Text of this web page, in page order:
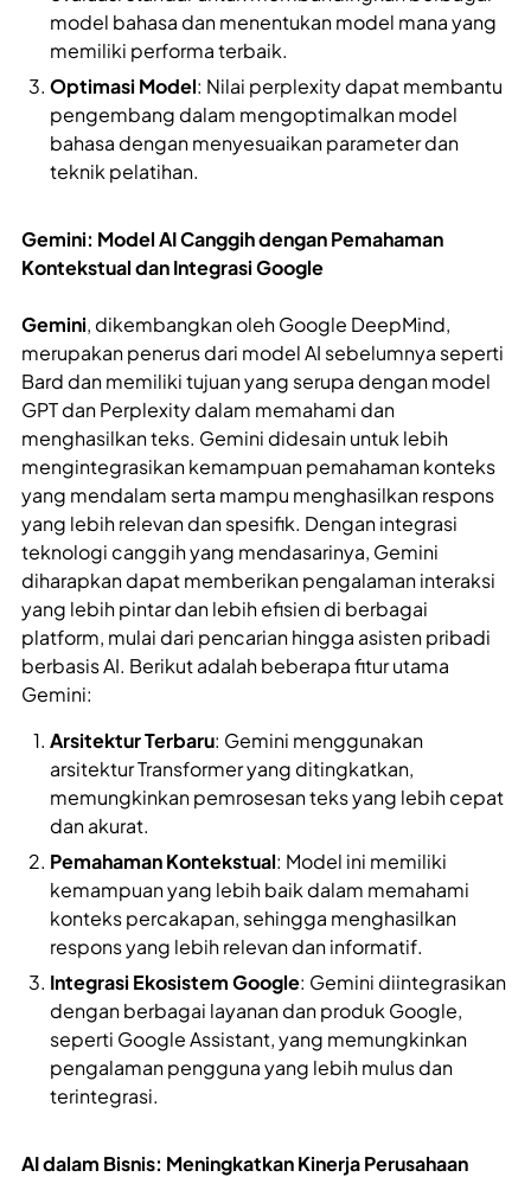
model bahasa dan menentukan model mana yang
memiliki performa terbaik.
Optimasi Model: Nilai perplexity dapat membantu
pengembang dalam mengoptimalkan model
bahasa dengan menyesuaikan parameter dan
teknik pelatihan.
Gemini: Model AI Canggih dengan Pemahaman
Kontekstual dan Integrasi Google
Gemini, dikembangkan oleh Google DeepMind,
merupakan penerus dari model AI sebelumnya seperti
Bard dan memiliki tujuan yang serupa dengan model
GPT dan Perplexity dalam memahami dan
menghasilkan teks. Gemini didesain untuk lebih
mengintegrasikan kemampuan pemahaman konteks
yang mendalam serta mampu menghasilkan respons
yang lebih relevan dan spesifik. Dengan integrasi
teknologi canggih yang mendasarinya, Gemini
diharapkan dapat memberikan pengalaman interaksi
yang lebih pintar dan lebih efisien di berbagai
platform, mulai dari pencarian hingga asisten pribadi
berbasis AI. Berikut adalah beberapa fitur utama
Gemini:
Arsitektur Terbaru: Gemini menggunakan
arsitektur Transformer yang ditingkatkan,
memungkinkan pemrosesan teks yang lebih cepat
dan akurat.
Pemahaman Kontekstual: Model ini memiliki
kemampuan yang lebih baik dalam memahami
konteks percakapan, sehingga menghasilkan
respons yang lebih relevan dan informatif.
Integrasi Ekosistem Google: Gemini diintegrasikan
dengan berbagai layanan dan produk Google,
seperti Google Assistant, yang memungkinkan
pengalaman pengguna yang lebih mulus dan
terintegrasi.
AI dalam Bisnis: Meningkatkan Kinerja Perusahaan